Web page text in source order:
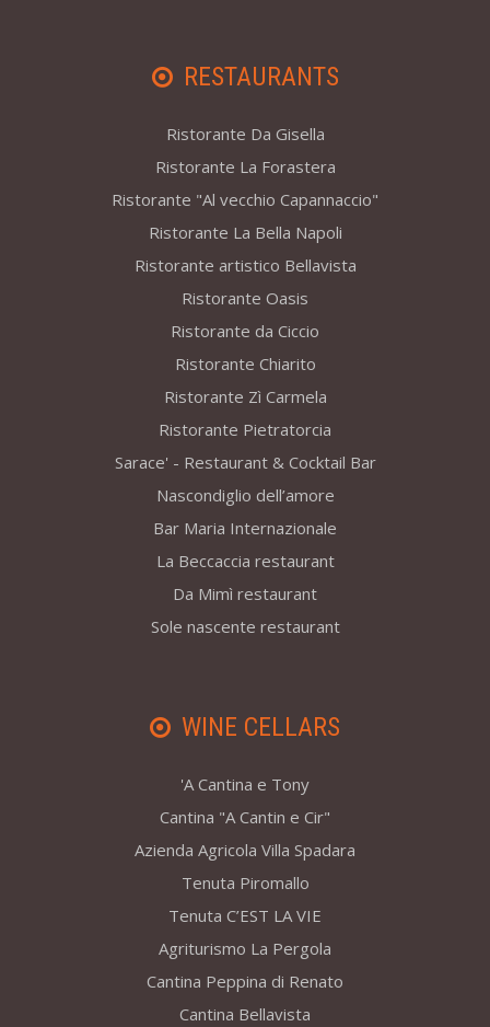
RESTAURANTS
Ristorante Da Gisella
Ristorante La Forastera
Ristorante "Al vecchio Capannaccio"
Ristorante La Bella Napoli
Ristorante artistico Bellavista
Ristorante Oasis
Ristorante da Ciccio
Ristorante Chiarito
Ristorante Zì Carmela
Ristorante Pietratorcia
Sarace' - Restaurant & Cocktail Bar
Nascondiglio dell’amore
Bar Maria Internazionale
La Beccaccia restaurant
Da Mimì restaurant
Sole nascente restaurant
WINE CELLARS
'A Cantina e Tony
Cantina "A Cantin e Cir"
Azienda Agricola Villa Spadara
Tenuta Piromallo
Tenuta C’EST LA VIE
Agriturismo La Pergola
Cantina Peppina di Renato
Cantina Bellavista